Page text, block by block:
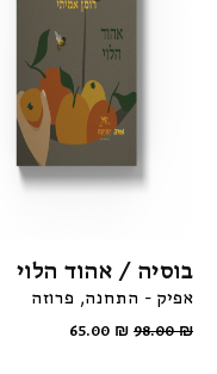
בוסיה / אהוד הלוי
אפיק - התחנה פרוזה
98.00₪
65.00 ₪